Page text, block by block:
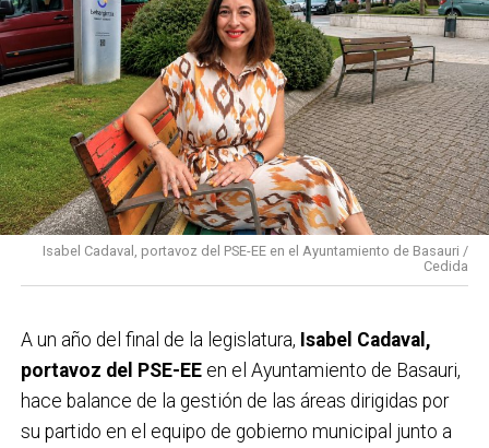
Isabel Cadaval, portavoz del PSE-EE en el Ayuntamiento de Basauri /
Cedida
A un año del final de la legislatura, Isabel Cadaval,
portavoz del PSE-EEen el Ayuntamiento de Basauri,
hace balance de la gestión de las áreas dirigidas por
su partido en el equipo de gobierno municipal junto a